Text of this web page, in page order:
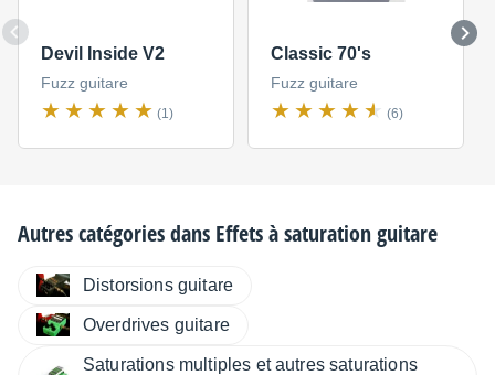
Devil Inside V2
Fuzz guitare
(1)
Classic 70's
Fuzz guitare
(6)
Autres catégories dans Effets à saturation guitare
Distorsions guitare
Overdrives guitare
Saturations multiples et autres saturations